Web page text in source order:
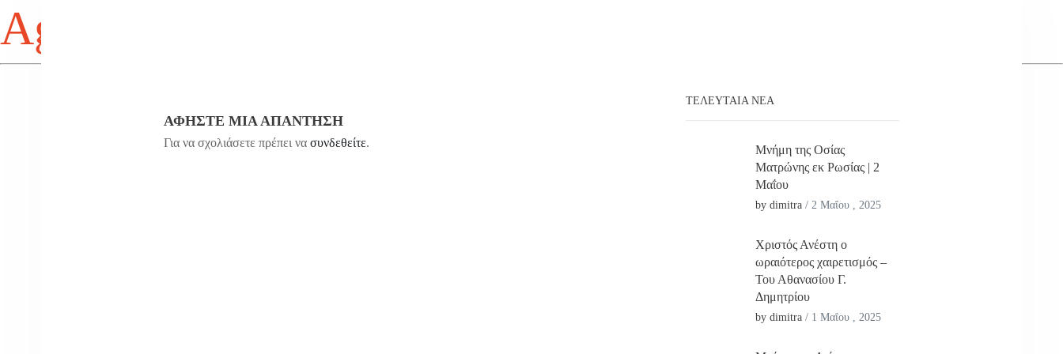
Agios Antonios
ΑΦΉΣΤΕ ΜΙΑ ΑΠΆΝΤΗΣΗ
Για να σχολιάσετε πρέπει να συνδεθείτε.
ΤΕΛΕΥΤΑΊΑ ΝΕΑ
Μνήμη της Οσίας
Ματρώνης εκ Ρωσίας | 2
Μαΐου
by dimitra / 2 Μαΐου , 2025
Χριστός Ανέστη ο
ωραιότερος χαιρετισμός –
Του Αθανασίου Γ.
Δημητρίου
by dimitra / 1 Μαΐου , 2025